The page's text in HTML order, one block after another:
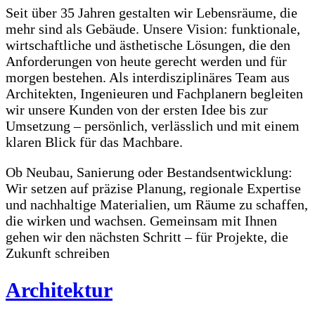
Seit über 35 Jahren gestalten wir Lebensräume, die
mehr sind als Gebäude. Unsere Vision: funktionale,
wirtschaftliche und ästhetische Lösungen, die den
Anforderungen von heute gerecht werden und für
morgen bestehen. Als interdisziplinäres Team aus
Architekten, Ingenieuren und Fachplanern begleiten
wir unsere Kunden von der ersten Idee bis zur
Umsetzung – persönlich, verlässlich und mit einem
klaren Blick für das Machbare.
Ob Neubau, Sanierung oder Bestandsentwicklung:
Wir setzen auf präzise Planung, regionale Expertise
und nachhaltige Materialien, um Räume zu schaffen,
die wirken und wachsen. Gemeinsam mit Ihnen
gehen wir den nächsten Schritt – für Projekte, die
Zukunft schreiben
Architektur